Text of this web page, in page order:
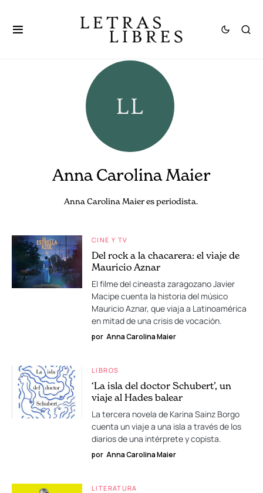
Anna Carolina Maier
Anna Carolina Maier es periodista.
CINE Y TV
Del rock a la chacarera: el viaje de
Mauricio Aznar
El filme del cineasta zaragozano Javier
Macipe cuenta la historia del músico
Mauricio Aznar, que viaja a Latinoamérica
en mitad de una crisis de vocación.
por Anna Carolina Maier
LIBROS
‘La isla del doctor Schubert’, un
viaje al Hades balear
La tercera novela de Karina Sainz Borgo
cuenta un viaje a una isla a través de los
diarios de una intérprete y copista.
por Anna Carolina Maier
LITERATURA